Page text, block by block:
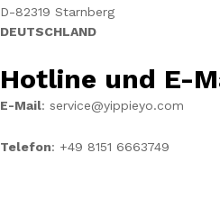
D-82319 Starnberg
DEUTSCHLAND
Hotline und E-
E-Mail: service@yippieyo.com
Telefon: +49 8151 6663749